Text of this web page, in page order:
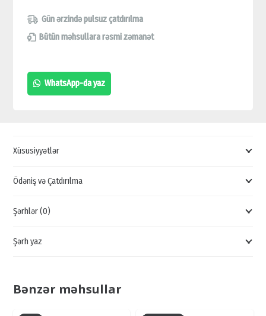
POE150S,
ENERJİ
MODULU,
SPLİTTER
ENERJİ
AVADANLIĞI
Gün ərzində pulsuz çatdırılma
Bütün məhsullara rəsmi zəmanət
WhatsApp-da yaz
Xüsusiyyətlər
Ödəniş və Çatdırılma
Şərhlər (0)
Şərh yaz
Bənzər məhsullar